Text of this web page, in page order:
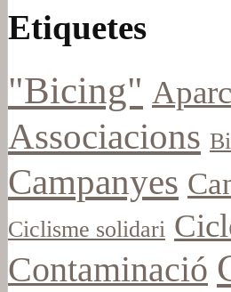
Etiquetes
"Bicing"
Associacions
Campanyes
Ciclisme solidari
Contaminació